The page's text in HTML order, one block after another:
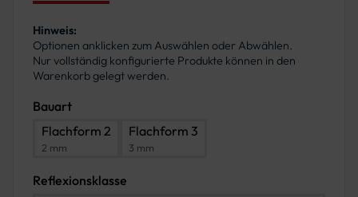
Hinweis:
Optionen anklicken zum Auswählen oder Abwählen.
Nur vollständig konfigurierte Produkte können in den
Warenkorb gelegt werden.
Bauart
Flachform 2
2 mm
Flachform 3
3 mm
Reflexionsklasse